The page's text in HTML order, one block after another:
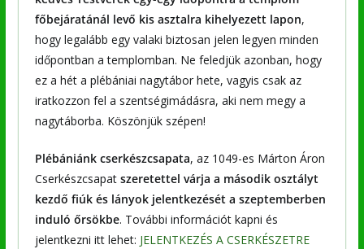
főbejáratánál levő kis asztalra kihelyezett lapon,
hogy legalább egy valaki biztosan jelen legyen minden
időpontban a templomban. Ne feledjük azonban, hogy
ez a hét a plébániai nagytábor hete, vagyis csak az
iratkozzon fel a szentségimádásra, aki nem megy a
nagytáborba. Köszönjük szépen!
Plébániánk cserkészcsapata, az 1049-es Márton Áron
Cserkészcsapat szeretettel várja a második osztályt
kezdő fiúk és lányok jelentkezését a szeptemberben
induló őrsökbe. További információt kapni és
jelentkezni itt lehet: JELENTKEZÉS A CSERKÉSZETRE